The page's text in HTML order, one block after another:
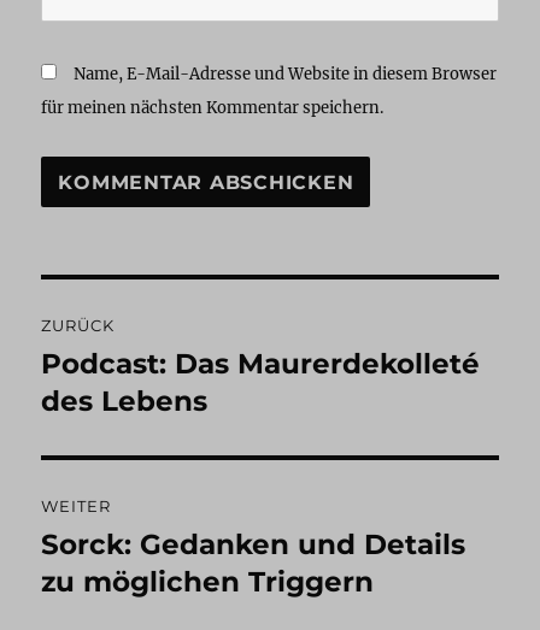
Name, E-Mail-Adresse und Website in diesem Browser
für meinen nächsten Kommentar speichern.
ZURÜCK
Vorheriger
Beitrag:
Podcast: Das Maurerdekolleté
des Lebens
WEITER
Nächster
Beitrag:
Sorck: Gedanken und Details
zu möglichen Triggern